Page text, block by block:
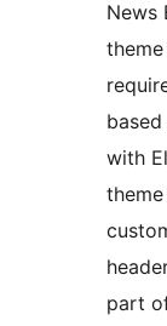
News
with
part